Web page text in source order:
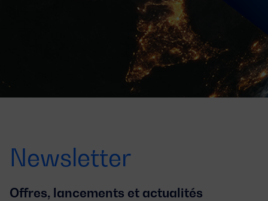
Newsletter
Offres, lancements et actualités